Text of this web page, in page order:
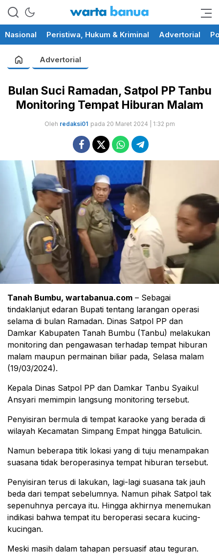
wartabanua.com
memberikan informasi yang
Nasional Peristiwa, Hukum & Kriminal Advertorial
Advertorial
Bulan Suci Ramadan, Satpol PP Tanbu
Monitoring Tempat Hiburan Malam
Oleh redaksi01 pada 20 Maret 2024 | 1:32 pm
Tanah Bumbu, wartabanua.com – Sebagai
tindaklanjut edaran Bupati tentang larangan operasi
selama di bulan Ramadan. Dinas Satpol PP dan
Damkar Kabupaten Tanah Bumbu (Tanbu) melakukan
monitoring dan pengawasan terhadap tempat hiburan
malam maupun permainan biliar pada, Selasa malam
(19/03/2024).
Kepala Dinas Satpol PP dan Damkar Tanbu Syaikul
Ansyari memimpin langsung monitoring tersebut.
Penyisiran bermula di tempat karaoke yang berada di
wilayah Kecamatan Simpang Empat hingga Batulicin.
Namun beberapa titik lokasi yang di tuju menampakan
suasana tidak beroperasinya tempat hiburan tersebut.
Penyisiran terus di lakukan, lagi-lagi suasana tak jauh
beda dari tempat sebelumnya. Namun pihak Satpol tak
sepenuhnya percaya itu. Hingga akhirnya menemukan
indikasi bahwa tempat itu beroperasi secara kucing-
kucingan.
Meski masih dalam tahapan persuasif atau teguran.